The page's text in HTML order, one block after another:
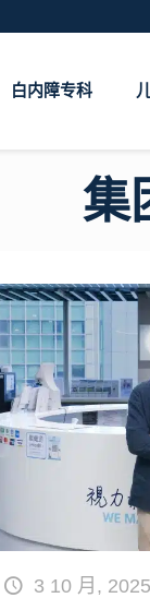
白内障专科
集
3 10 月, 2025